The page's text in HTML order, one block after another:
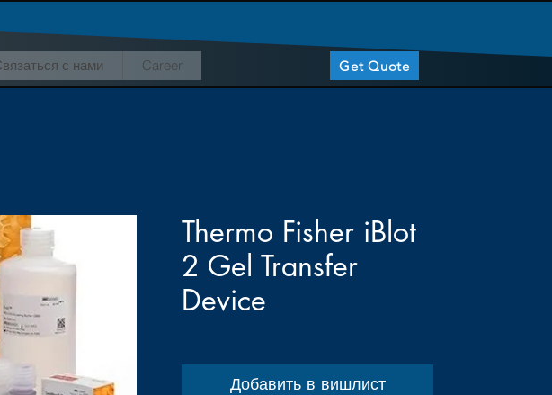
с нами Career Get Quote
Thermo Fisher iBlot
2 Gel Transfer
Device
Добавить в вишлист